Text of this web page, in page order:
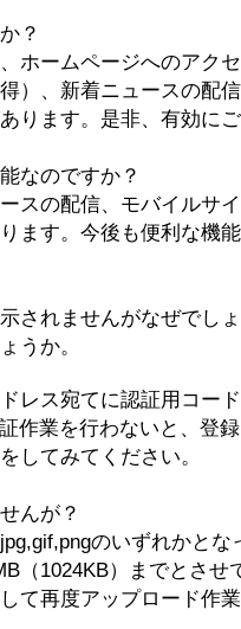
？
ホームページへのアク
）、新着ニュースの配
ります。是非、有効に
なのですか？
スの配信、モバイルサ
ます。今後も便利な機
されませんがなぜでし
うか。
レス宛てに認証用コー
作業を行わないと、登
してみてください。
んが？
のいずれかとな
（1024KB）までとさせ
て再度アップロード作